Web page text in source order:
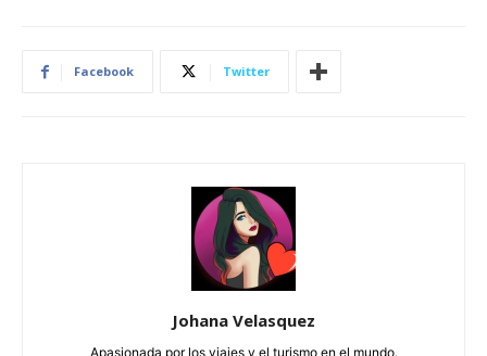
Facebook Twitter
Johana Velasquez
Apasionada por los viajes y el turismo en el mundo.